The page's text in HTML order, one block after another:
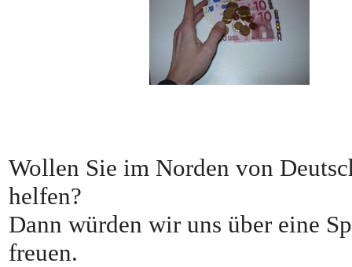
Wollen Sie im Norden von
helfen?
Dann würden wir uns über eine
freuen.